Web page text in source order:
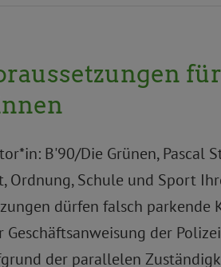
B'90/Die Grünen, Pascal
Ordnung, Schule und Sport
dürfen falsch parkende
der
der parallelen